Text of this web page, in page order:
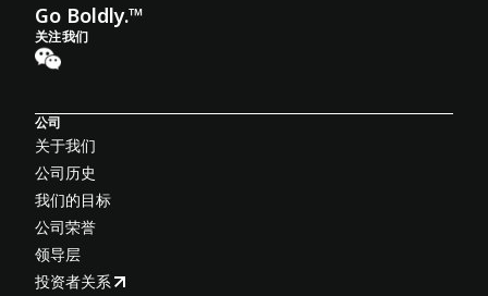
Go Boldly.™
关注我们
公司
关于我们
公司历史
我们的目标
公司荣誉
领导层
投资者关系